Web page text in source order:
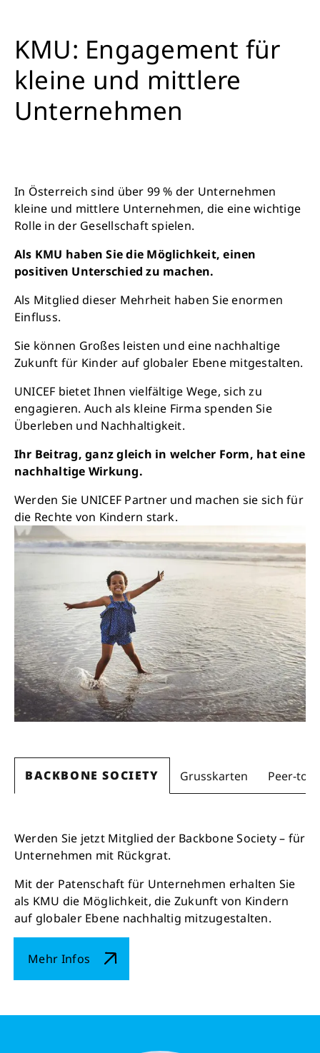
KMU: Engagement für
kleine und mittlere
Unternehmen
In Österreich sind über 99 % der Unternehmen
kleine und mittlere Unternehmen, die eine wichtige
Rolle in der Gesellschaft spielen.
Als KMU haben Sie die Möglichkeit, einen
positiven Unterschied zu machen.
Als Mitglied dieser Mehrheit haben Sie enormen
Einfluss.
Sie können Großes leisten und eine nachhaltige
Zukunft für Kinder auf globaler Ebene mitgestalten.
UNICEF bietet Ihnen vielfältige Wege, sich zu
engagieren. Auch als kleine Firma spenden Sie
Überleben und Nachhaltigkeit.
Ihr Beitrag, ganz gleich in welcher Form, hat eine
nachhaltige Wirkung.
Werden Sie UNICEF Partner und machen sie sich für
die Rechte von Kindern stark.
BACKBONE SOCIETY Grusskarten Peer-to-
Werden Sie jetzt Mitglied der Backbone Society – für
Unternehmen mit Rückgrat.
Mit der Patenschaft für Unternehmen erhalten Sie
als KMU die Möglichkeit, die Zukunft von Kindern
auf globaler Ebene nachhaltig mitzugestalten.
Mehr Infos